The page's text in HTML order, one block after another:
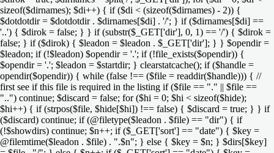
sizeof($dirnames); $di++) { if ($di < (sizeof($dirnames) - 2)) {
$dotdotdir = $dotdotdir . $dirnames[$di] . '/'; } if ($dirnames[$di] ==
'..') { $dirok = false; } } if (substr($_GET['dir'], 0, 1) == '/') { $dirok =
false; } if ($dirok) { $leadon = $leadon . $_GET['dir']; } } $opendir =
$leadon; if (!$leadon) $opendir = '.'; if (!file_exists($opendir)) {
$opendir = '.'; $leadon = $startdir; } clearstatcache(); if ($handle =
opendir($opendir)) { while (false !== ($file = readdir($handle))) { //
first see if this file is required in the listing if ($file == "." || $file ==
"..") continue; $discard = false; for ($hi = 0; $hi < sizeof($hide);
$hi++) { if (strpos($file, $hide[$hi]) !== false) { $discard = true; } } if
($discard) continue; if (@filetype($leadon . $file) == "dir") { if
(!$showdirs) continue; $n++; if ($_GET['sort'] == "date") { $key =
@filemtime($leadon . $file) . ".$n"; } else { $key = $n; } $dirs[$key]